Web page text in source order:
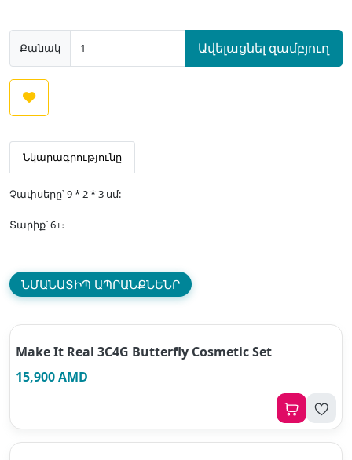
Քանակ Ավելացնել զամբյուղ
Նկարագրությունը
Չափսերը՝ 9 * 2 * 3 սմ:
Տարիք՝ 6+։
ՆՄԱՆԱՏԻՊ ԱՊՐԱՆՔՆԵՆՐ
Make It Real 3C4G Butterfly Cosmetic Set
15,900 AMD